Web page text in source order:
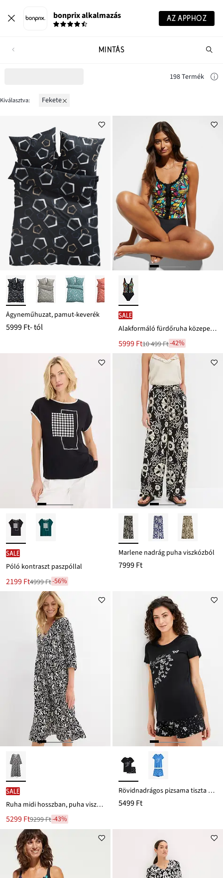
bonprix alkalmazás AZ APPHOZ
MINTÁS
198 Termék
Kiválasztva: fekete
Ágyneműhuzat, pamut-keverék
5999 Ft- tól
SALE
Alakformáló fürdőruha közepes formáló hatással, fodorral
Új
5999 Ft
Leárazva
10 499 Ft
10 499 Ft-42%
SALE
Póló kontraszt paszpóllal
Új
2199 Ft
Leárazva4999 Ft-56%
Marlene nadrág puha viszkózból
7999 Ft
SALE
Ruha midi hosszban, puha viszkózból
Új
5299 Ft
Leárazva
9299 Ft
ról
9299 Ft-43%
Rövidnadrágos pizsama tiszta pamutból
5499 Ft